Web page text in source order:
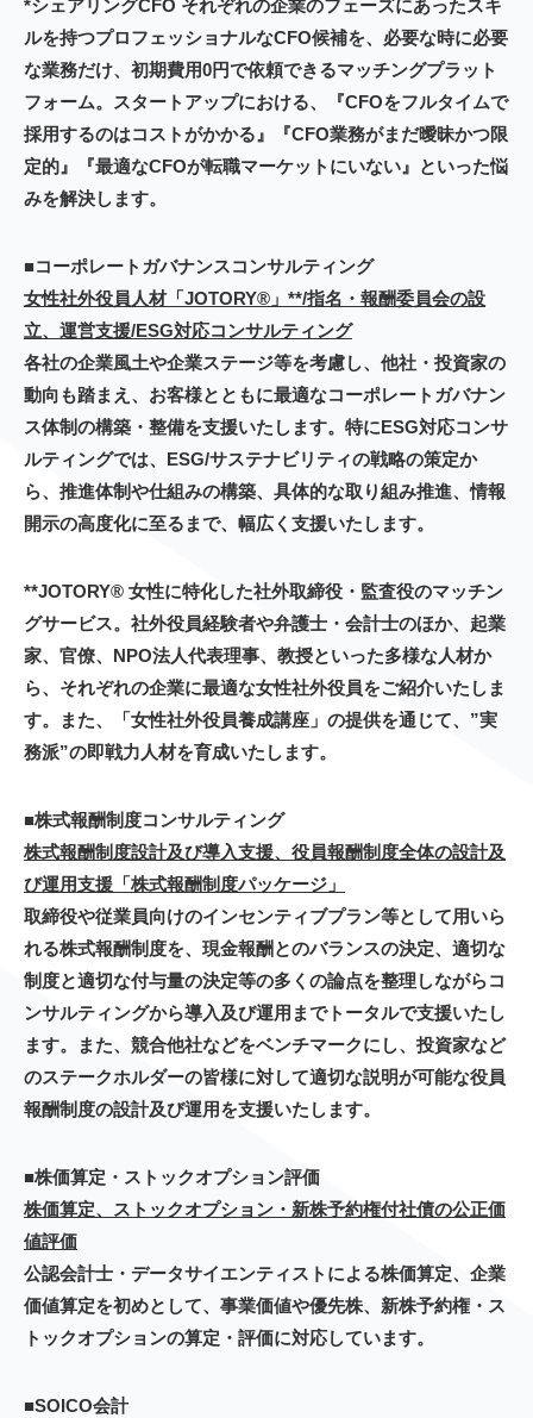
*シェアリングCFO それぞれの企業のフェーズにあったスキ
ルを持つプロフェッショナルなCFO候補を、必要な時に必要
な業務だけ、初期費用0円で依頼できるマッチングプラット
フォーム。スタートアップにおける、『CFOをフルタイムで
採用するのはコストがかかる』『CFO業務がまだ曖昧かつ限
定的』『最適なCFOが転職マーケットにいない』といった悩
みを解決します。
■コーポレートガバナンスコンサルティング
女性社外役員人材「JOTORY®」**/指名・報酬委員会の設
立、運営支援/ESG対応コンサルティング
各社の企業風土や企業ステージ等を考慮し、他社・投資家の
動向も踏まえ、お客様とともに最適なコーポレートガバナン
ス体制の構築・整備を支援いたします。特にESG対応コンサ
ルティングでは、ESG/サステナビリティの戦略の策定か
ら、推進体制や仕組みの構築、具体的な取り組み推進、情報
開示の高度化に至るまで、幅広く支援いたします。
**JOTORY® 女性に特化した社外取締役・監査役のマッチン
グサービス。社外役員経験者や弁護士・会計士のほか、起業
家、官僚、NPO法人代表理事、教授といった多様な人材か
ら、それぞれの企業に最適な女性社外役員をご紹介いたしま
す。また、「女性社外役員養成講座」の提供を通じて、”実
務派”の即戦力人材を育成いたします。
■株式報酬制度コンサルティング
株式報酬制度設計及び導入支援、役員報酬制度全体の設計及
び運用支援「株式報酬制度パッケージ」
取締役や従業員向けのインセンティブプラン等として用いら
れる株式報酬制度を、現金報酬とのバランスの決定、適切な
制度と適切な付与量の決定等の多くの論点を整理しながらコ
ンサルティングから導入及び運用までトータルで支援いたし
ます。また、競合他社などをベンチマークにし、投資家など
のステークホルダーの皆様に対して適切な説明が可能な役員
報酬制度の設計及び運用を支援いたします。
■株価算定・ストックオプション評価
株価算定、ストックオプション・新株予約権付社債の公正価
値評価
公認会計士・データサイエンティストによる株価算定、企業
価値算定を初めとして、事業価値や優先株、新株予約権・ス
トックオプションの算定・評価に対応しています。
■SOICO会計